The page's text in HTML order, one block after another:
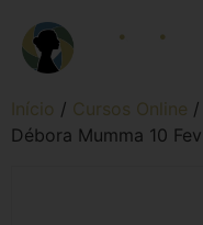
Início / Cursos Online /
Débora Mumma 10 Fev